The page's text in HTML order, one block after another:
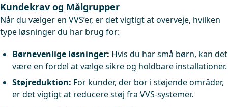
Kundekrav og Målgrupper
Når du vælger en VVS’er, er det vigtigt at overveje, hvilken
type løsninger du har brug for:
Børnevenlige løsninger: Hvis du har små børn, kan det
være en fordel at vælge sikre og holdbare installationer.
Støjreduktion: For kunder, der bor i støjende områder,
er det vigtigt at reducere støj fra VVS-systemer.